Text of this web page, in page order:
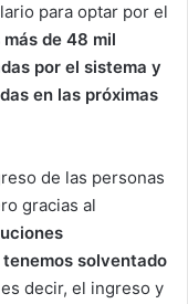
para optar por el
de 48 mil
por el sistema y
en las próximas
de las personas
gracias al
solventado
es decir, el ingreso y